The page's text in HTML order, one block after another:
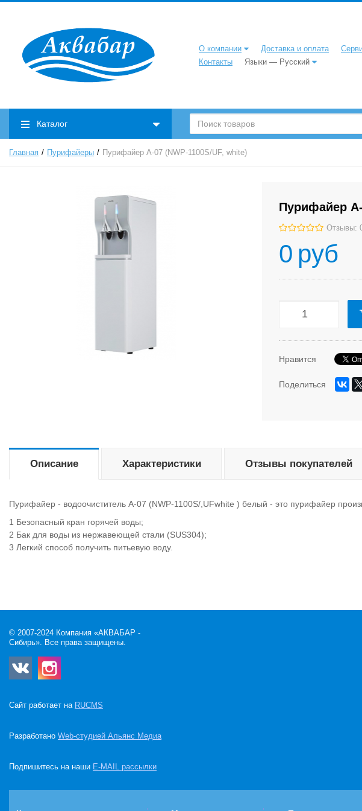
О компании Доставка и оплата
Контакты
Языки — Русский
Каталог
Главная Пурифайеры Пурифайер A-07 (NWP-1100S/UF, white)
Пурифайер
Отзывы:
0 руб
Нравится
Поделиться
Описание
Пурифайер - водоочиститель A-07 (NWP-1100S/,UFwhite ) белый - это пурифайер
Безопасный кран горячей воды;
Бак для воды из нержавеющей стали (SUS304);
Легкий способ получить питьевую воду.
Характеристики Отзывы покупателей
© 2007-2024 Компания «АКВАБАР -
Сибирь». Все права защищены.
Сайт работает на RUCMS
Разработано Web-студией Альянс Медиа
Подпишитесь на наши E-MAIL рассылки